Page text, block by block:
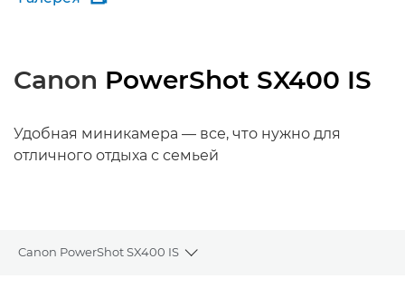
Canon PowerShot SX400 IS
Удобная миникамера — все, что нужно для
отличного отдыха с семьей
Canon PowerShot SX400 IS
Toggle breadcrumbs